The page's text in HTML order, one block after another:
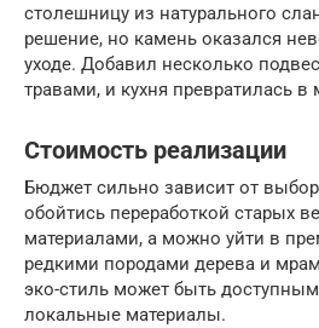
столешницу из натурального
решение, но камень оказался
уходе. Добавил несколько
травами, и кухня превратилась в
Стоимость реализации
Бюджет сильно зависит от
обойтись переработкой старых
материалами, а можно уйти в
редкими породами дерева и
эко-стиль может быть
локальные материалы.